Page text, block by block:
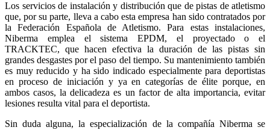
Los servicios de instalación y distribución que de pistas de atletismo
que, por su parte, lleva a cabo esta empresa han sido contratados por
la Federación Española de Atletismo. Para estas instalaciones,
Niberma emplea el sistema EPDM, el proyectado o el
TRACKTEC, que hacen efectiva la duración de las pistas sin
grandes desgastes por el paso del tiempo. Su mantenimiento también
es muy reducido y ha sido indicado especialmente para deportistas
en proceso de iniciación y ya en categorías de élite porque, en
ambos casos, la delicadeza es un factor de alta importancia, evitar
lesiones resulta vital para el deportista.
Sin duda alguna, la especialización de la compañía Niberma se